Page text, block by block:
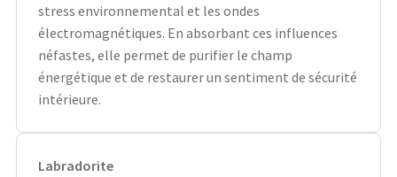
stress environnemental et les ondes
électromagnétiques. En absorbant ces influences
néfastes, elle permet de purifier le champ
énergétique et de restaurer un sentiment de sécurité
intérieure.
Labradorite